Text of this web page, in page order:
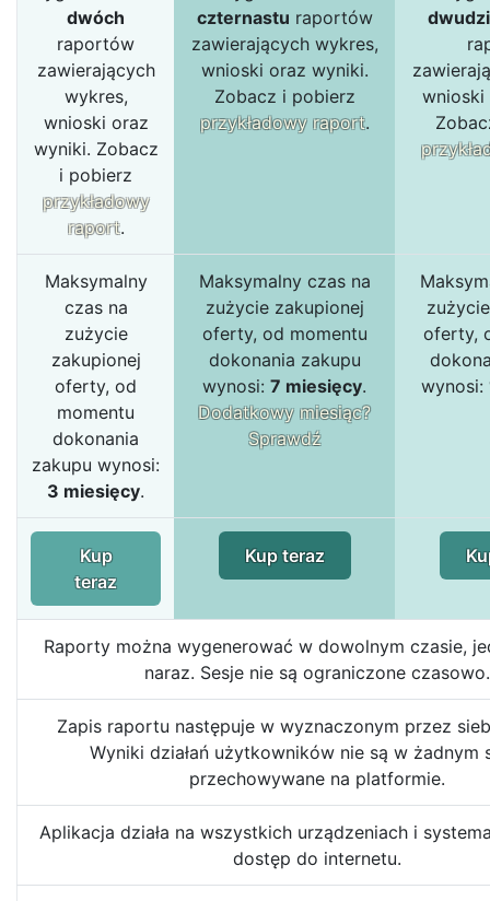
dwóch
raportów
zawierających
wykres,
wnioski oraz
wyniki. Zobacz
i pobierz
przykładowy
raport.
czternastu raportów
zawierających wykres,
wnioski oraz wyniki.
Zobacz i pobierz
przykładowy raport.
wnioski
Maksymalny
czas na
zużycie
zakupionej
oferty, od
momentu
dokonania
zakupu wynosi:
3 miesięcy.
Maksymalny czas na
zużycie zakupionej
oferty, od momentu
dokonania zakupu
wynosi: 7 miesięcy.
Dodatkowy miesiąc?
Sprawdź
oferty,
wynosi:
Kup
teraz
Kup teraz
Raporty można wygenerować w dowolnym czasie,
naraz. Sesje nie są ograniczone czasowo.
Zapis raportu następuje w wyznaczonym przez
Wyniki działań użytkowników nie są w żadnym
przechowywane na platformie.
Aplikacja działa na wszystkich urządzeniach i
dostęp do internetu.